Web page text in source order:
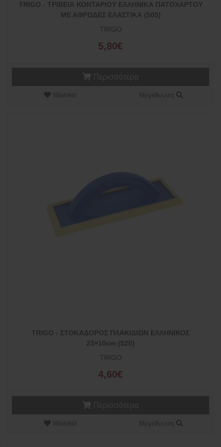
TRIGO - ΤΡΙΒΕΙΑ ΚΟΝΤΑΡΙΟΥ ΕΛΛΗΝΙΚΑ ΠΑΤΟΧΑΡΤΟΥ
ΜΕ ΑΦΡΩΔΕΣ ΕΛΑΣΤΙΚΑ (505)
TRIGO
5,80€
Wishlist Μεγέθυνση
TRIGO - ΣΤΟΚΑΔΟΡΟΣ ΠΛΑΚΙΔΙΩΝ ΕΛΛΗΝΙΚΟΣ
23×10cm (520)
TRIGO
4,60€
Wishlist Μεγέθυνση